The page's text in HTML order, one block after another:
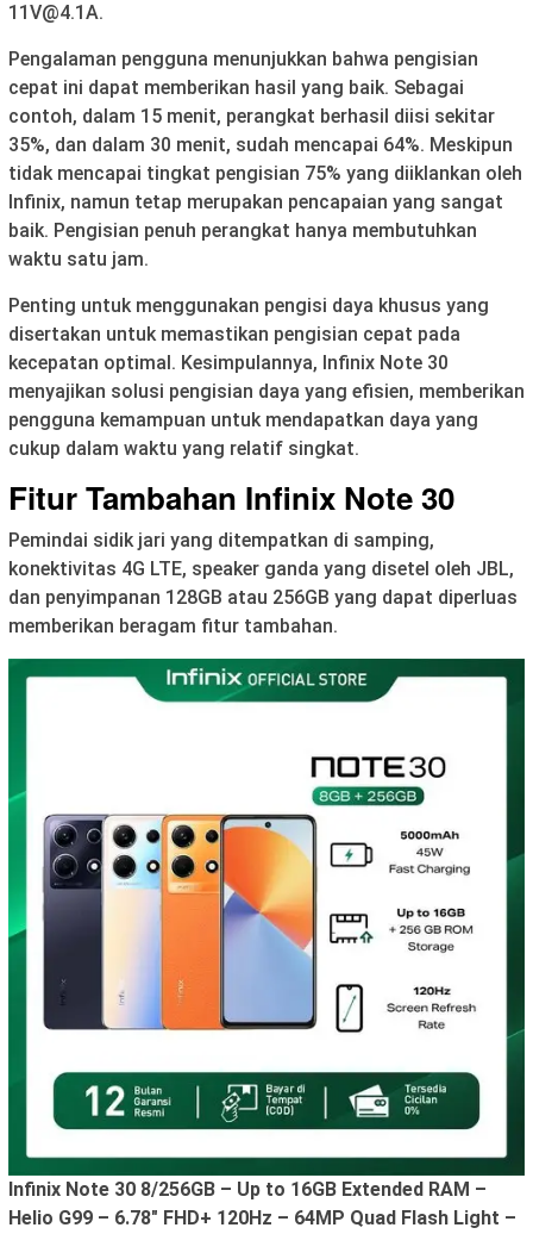
11V@4.1A.
Pengalaman pengguna menunjukkan bahwa pengisian
cepat ini dapat memberikan hasil yang baik. Sebagai
contoh, dalam 15 menit, perangkat berhasil diisi sekitar
35%, dan dalam 30 menit, sudah mencapai 64%. Meskipun
tidak mencapai tingkat pengisian 75% yang diiklankan oleh
Infinix, namun tetap merupakan pencapaian yang sangat
baik. Pengisian penuh perangkat hanya membutuhkan
waktu satu jam.
Penting untuk menggunakan pengisi daya khusus yang
disertakan untuk memastikan pengisian cepat pada
kecepatan optimal. Kesimpulannya, Infinix Note 30
menyajikan solusi pengisian daya yang efisien, memberikan
pengguna kemampuan untuk mendapatkan daya yang
cukup dalam waktu yang relatif singkat.
Fitur Tambahan Infinix Note 30
Pemindai sidik jari yang ditempatkan di samping,
konektivitas 4G LTE, speaker ganda yang disetel oleh JBL,
dan penyimpanan 128GB atau 256GB yang dapat diperluas
memberikan beragam fitur tambahan.
Infinix Note 30 8/256GB – Up to 16GB Extended RAM –
Helio G99 – 6.78″ FHD+ 120Hz – 64MP Quad Flash Light –